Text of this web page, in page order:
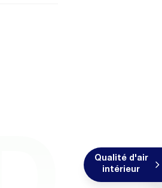
Qualité d'air
intérieur